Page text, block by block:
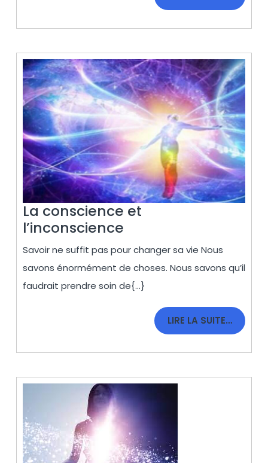
LA
La conscience et
l’inconscience
conscience
et
l’inconscience
Savoir ne suffit pas pour changer sa vie Nous
savons énormément de choses. Nous savons qu’il
faudrait prendre soin de{...}
LIRE LA SUITE…LIRE
LA